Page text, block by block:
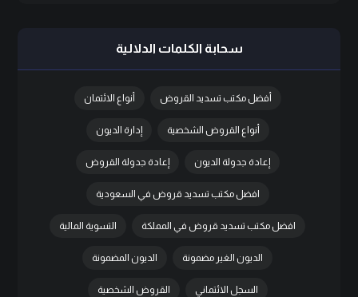
سحابة الكلمات الدلالية
أفضل مكتب تسديد القروض أنواع الائتمان
أنواع القروض الشخصية إدارة الديون
إعادة جدولة الديون إعادة جدولة القروض
افضل مكتب تسديد قروض في السعودية
افضل مكتب تسديد قروض في المملكة التسوية المالية
الديون الغير مضمونة الديون المضمونة
السجل الائتماني القروض الشخصية